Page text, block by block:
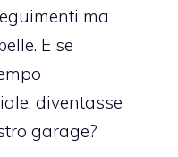
ma
E se
diventasse
garage?